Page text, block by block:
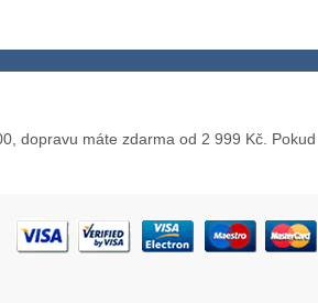
dopravu máte zdarma od 2 999 Kč. Pokud